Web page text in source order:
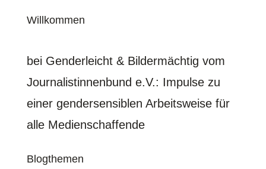
Willkommen
bei Genderleicht & Bildermächtig vom
Journalistinnenbund e.V.: Impulse zu
einer gendersensiblen Arbeitsweise für
alle Medienschaffende
Blogthemen